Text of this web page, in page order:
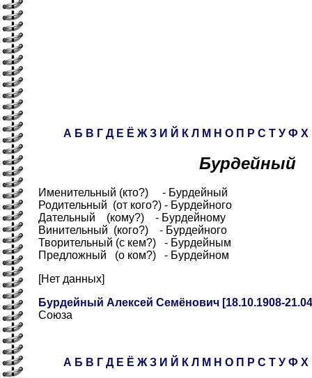
А Б В Г Д Е Ё Ж З И Й К Л М Н О П Р С Т У Ф Х
Бурдейный
Именительный (кто?) - Бурдейный
Родительный (от кого?) - Бурдейного
Дательный (кому?) - Бурдейному
Винительный (кого?) - Бурдейного
Творительный (с кем?) - Бурдейным
Предложный (о ком?) - Бурдейном
[Нет данных]
Бурдейный Алексей Семёнович [18.10.1908-
Союза
А Б В Г Д Е Ё Ж З И Й К Л М Н О П Р С Т У Ф Х